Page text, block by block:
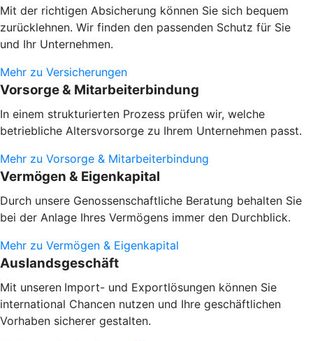
Mit der richtigen Absicherung können Sie sich bequem
zurücklehnen. Wir finden den passenden Schutz für Sie
und Ihr Unternehmen.
Mehr zu Versicherungen
Vorsorge & Mitarbeiterbindung
In einem strukturierten Prozess prüfen wir, welche
betriebliche Altersvorsorge zu Ihrem Unternehmen passt.
Mehr zu Vorsorge & Mitarbeiterbindung
Vermögen & Eigenkapital
Durch unsere Genossenschaftliche Beratung behalten Sie
bei der Anlage Ihres Vermögens immer den Durchblick.
Mehr zu Vermögen & Eigenkapital
Auslandsgeschäft
Mit unseren Import- und Exportlösungen können Sie
international Chancen nutzen und Ihre geschäftlichen
Vorhaben sicherer gestalten.